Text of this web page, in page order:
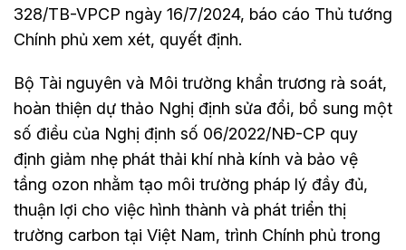
328/TB-VPCP ngày 16/7/2024, báo cáo Thủ tướng
Chính phủ xem xét, quyết định.
Bộ Tài nguyên và Môi trường khẩn trương rà soát,
hoàn thiện dự thảo Nghị định sửa đổi, bổ sung một
số điều của Nghị định số 06/2022/NĐ-CP quy
định giảm nhẹ phát thải khí nhà kính và bảo vệ
tầng ozon nhằm tạo môi trường pháp lý đầy đủ,
thuận lợi cho việc hình thành và phát triển thị
trường carbon tại Việt Nam, trình Chính phủ trong